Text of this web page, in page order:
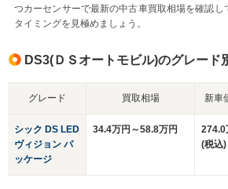
つカーセンサーで最新の中古車買取相場を確認し
タイミングを見極めましょう。
DS3(ＤＳオートモビル)のグレード
グレード 買取相場 新車
シック DS LED
ヴィジョン パ
ッケージ
34.4万円～58.8万円
274.0
(税込)